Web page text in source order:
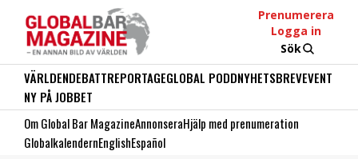
Prenumerera
Logga in
Sök
VÄRLDENDEBATTREPORTAGEGLOBAL PODDNYHETSBREVEVENT
NY PÅ JOBBET
Om Global Bar MagazineAnnonseraHjälp med prenumeration
GlobalkalendernEnglishEspañol